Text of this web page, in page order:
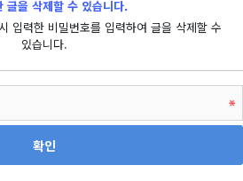
글을 삭제할 수 있습니다.
입력한 비밀번호를 입력하여 글을 삭제할 수
있습니다.